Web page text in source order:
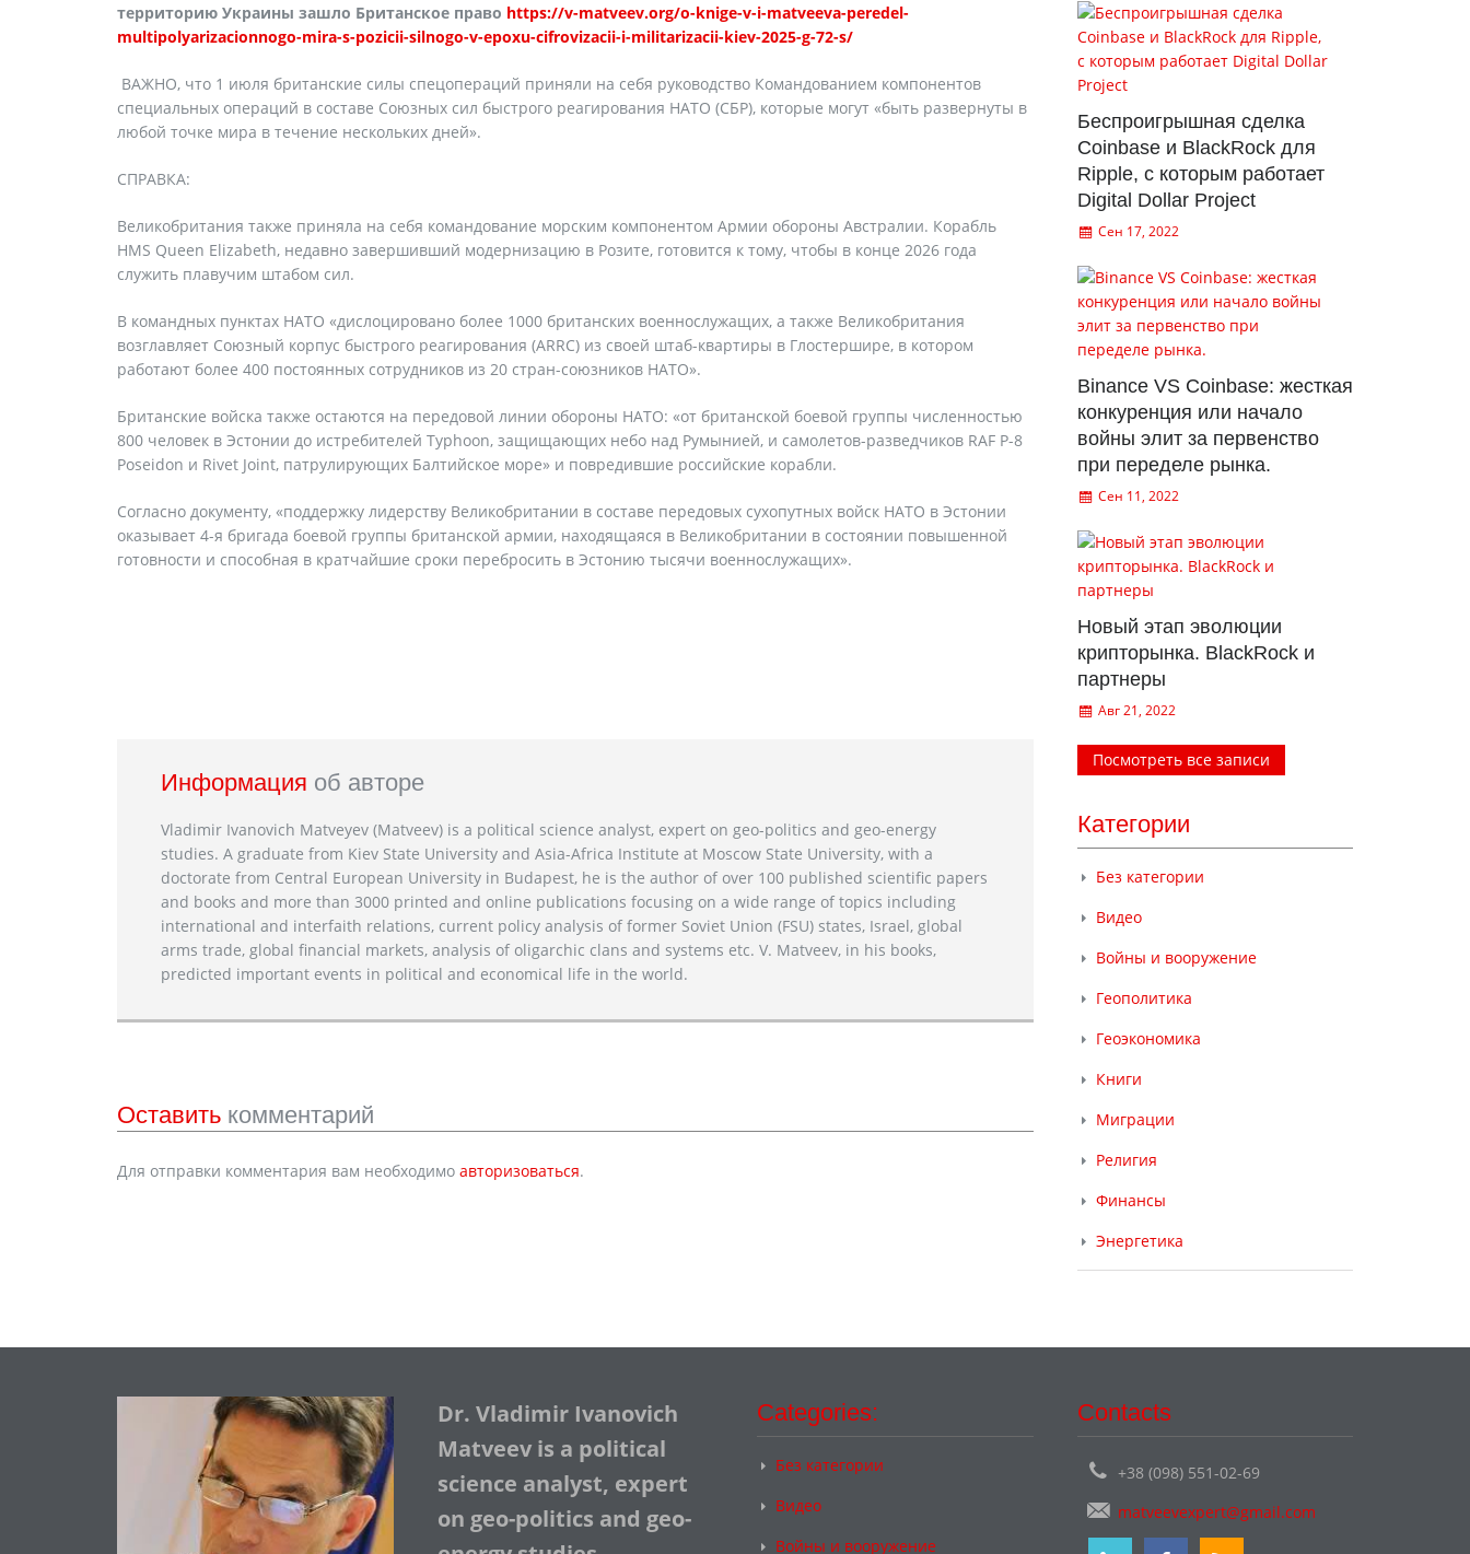
территорию Украины зашло Британское право https://v-matveev.org/o-knige-v-i-matveeva-peredel-
multipolyarizacionnogo-mira-s-pozicii-silnogo-v-epoxu-cifrovizacii-i-militarizacii-kiev-2025-g-72-s/
ВАЖНО, что 1 июля британские силы спецопераций приняли на себя руководство Командованием компонентов
специальных операций в составе Союзных сил быстрого реагирования НАТО (СБР), которые могут «быть развернуты в
любой точке мира в течение нескольких дней».
СПРАВКА:
Великобритания также приняла на себя командование морским компонентом Армии обороны Австралии. Корабль
HMS Queen Elizabeth, недавно завершивший модернизацию в Розите, готовится к тому, чтобы в конце 2026 года
служить плавучим штабом сил.
В командных пунктах НАТО «дислоцировано более 1000 британских военнослужащих, а также Великобритания
возглавляет Союзный корпус быстрого реагирования (ARRC) из своей штаб-квартиры в Глостершире, в котором
работают более 400 постоянных сотрудников из 20 стран-союзников НАТО».
Британские войска также остаются на передовой линии обороны НАТО: «от британской боевой группы численностью
800 человек в Эстонии до истребителей Typhoon, защищающих небо над Румынией, и самолетов-разведчиков RAF P-8
Poseidon и Rivet Joint, патрулирующих Балтийское море» и повредившие российские корабли.
Согласно документу, «поддержку лидерству Великобритании в составе передовых сухопутных войск НАТО в Эстонии
оказывает 4-я бригада боевой группы британской армии, находящаяся в Великобритании в состоянии повышенной
готовности и способная в кратчайшие сроки перебросить в Эстонию тысячи военнослужащих».
Информация об авторе
Vladimir Ivanovich Matveyev (Matveev) is a political science analyst, expert on geo-politics and geo-energy
studies. A graduate from Kiev State University and Asia-Africa Institute at Moscow State University, with a
doctorate from Central European University in Budapest, he is the author of over 100 published scientific papers
and books and more than 3000 printed and online publications focusing on a wide range of topics including
international and interfaith relations, current policy analysis of former Soviet Union (FSU) states, Israel, global
arms trade, global financial markets, analysis of oligarchic clans and systems etc. V. Matveev, in his books,
predicted important events in political and economical life in the world.
Оставить комментарий
Для отправки комментария вам необходимо авторизоваться.
Беспроигрышная сделка
Coinbase и BlackRock для
Ripple, с которым работает
Digital Dollar Project
Сен 17, 2022
Binance VS Coinbase: жесткая
конкуренция или начало
войны элит за первенство
при переделе рынка.
Сен 11, 2022
Новый этап эволюции
крипторынка. BlackRock и
партнеры
Авг 21, 2022
Посмотреть все записи
Категории
Без категории
Видео
Войны и вооружение
Геополитика
Геоэкономика
Книги
Миграции
Религия
Финансы
Энергетика
Dr. Vladimir Ivanovich
Matveev is a political
science analyst, expert
on geo-politics and geo-
Categories:
Без категории
Видео
Войны и вооружение
Contacts
+38 (098) 551-02-69
matveevexpert@gmail.com